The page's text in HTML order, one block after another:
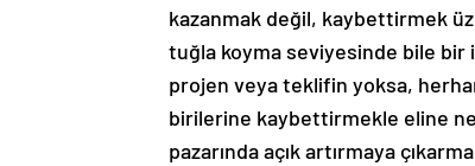
kazanmak değil, kaybettirmek
tuğla koyma seviyesinde bile
projen veya teklifin yoksa,
birilerine kaybettirmekle eline
pazarında açık artırmaya